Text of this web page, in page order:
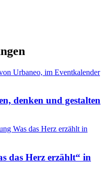
denken und gestalten
das Herz erzählt“ in